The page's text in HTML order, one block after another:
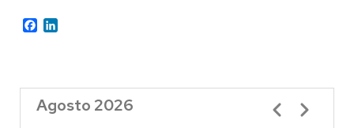
Facebook
Agosto 2026 Paginación